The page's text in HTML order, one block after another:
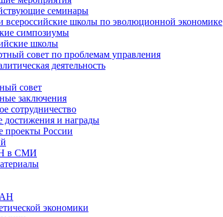
семинары
школы по эволюционной экономике
симпозиумы
школы
совет по проблемам управления
деятельность
совет
заключения
сотрудничество
и награды
проекты России
в СМИ
экономики